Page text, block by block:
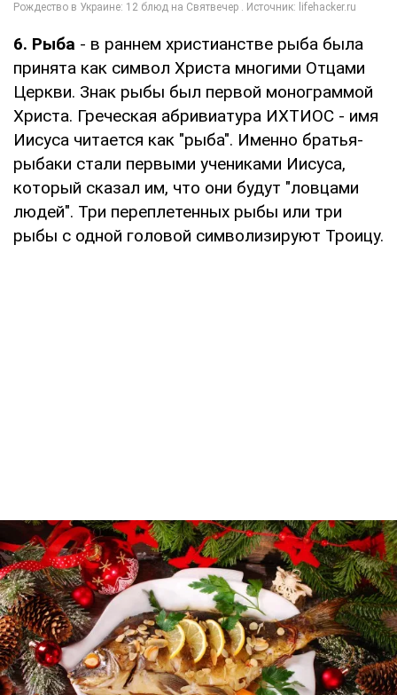
6. Рыба - в раннем христианстве рыба была
принята как символ Христа многими Отцами
Церкви. Знак рыбы был первой монограммой
Христа. Греческая абривиатура ИХТИОС - имя
Иисуса читается как "рыба". Именно братья-
рыбаки стали первыми учениками Иисуса,
который сказал им, что они будут "ловцами
людей". Три переплетенных рыбы или три
рыбы с одной головой символизируют Троицу.